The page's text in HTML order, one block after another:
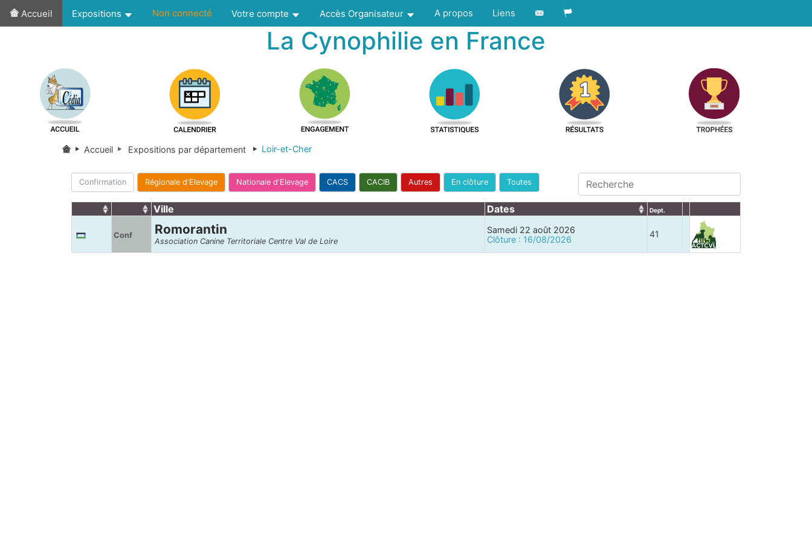
Accueil Expositions Non connecté Votre compte Accès Organisateur A propos Liens
La Cynophilie en France
Accueil Expositions par département Loir-et-Cher
Confirmation Régionale d'Elevage Nationale d'Elevage CACS CACIB Autres En clôture Toutes
Ville Dates Dept.
Conf Romorantin
Association Canine Territoriale Centre Val de Loire
Samedi 22 août 2026
Clôture : 16/08/2026
41